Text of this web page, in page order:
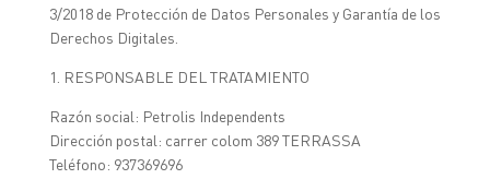
3/2018 de Protección de Datos Personales y Garantía de los
Derechos Digitales.
1. RESPONSABLE DEL TRATAMIENTO
Razón social: Petrolis Independents
Dirección postal: carrer colom 389 TERRASSA
Teléfono: 937369696